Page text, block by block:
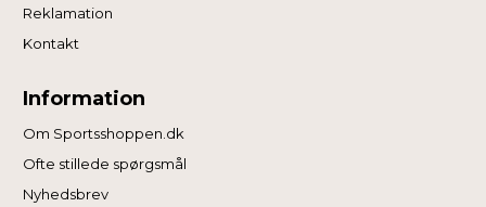
Reklamation
Kontakt
Information
Om Sportsshoppen.dk
Ofte stillede spørgsmål
Nyhedsbrev